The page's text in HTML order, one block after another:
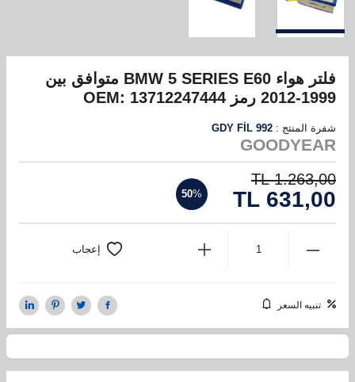
فلتر هواء BMW 5 SERIES E60 متوافق بين
1999-2012 رمز OEM: 13712247444
شفرة المنتج : GDY FİL 992
GOODYEAR
1.263,00
TL
631,00
%
50
إعجاب
تنبيه السعر